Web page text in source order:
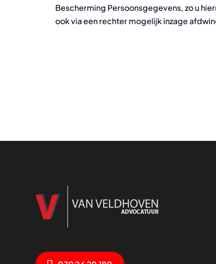
Bescherming Persoonsgegevens, zo u
ook via een rechter mogelijk inzage